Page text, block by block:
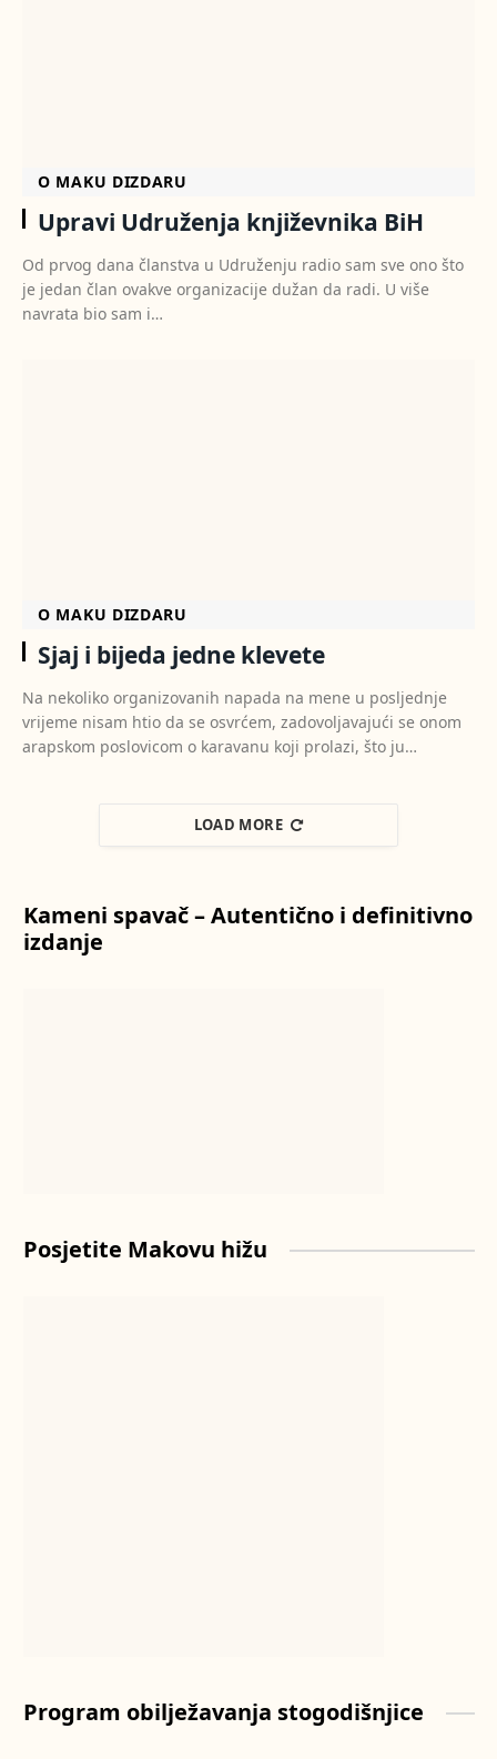
O MAKU DIZDARU
Upravi Udruženja književnika BiH
Od prvog dana članstva u Udruženju radio sam sve ono što
je jedan član ovakve organizacije dužan da radi. U više
navrata bio sam i…
O MAKU DIZDARU
Sjaj i bijeda jedne klevete
Na nekoliko organizovanih napada na mene u posljednje
vrijeme nisam htio da se osvrćem, zadovoljavajući se onom
arapskom poslovicom o karavanu koji prolazi, što ju…
LOAD MORE
Kameni spavač – Autentično i definitivno
izdanje
Posjetite Makovu hižu
Program obilježavanja stogodišnjice